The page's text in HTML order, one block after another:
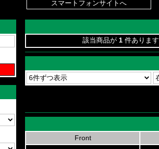
該当商品が 1 件あります
Front